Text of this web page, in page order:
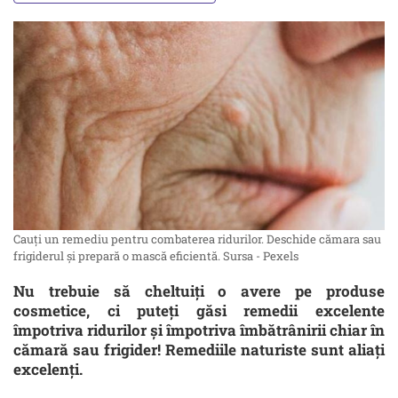
Cauți un remediu pentru combaterea ridurilor. Deschide cămara sau
frigiderul și prepară o mască eficientă. Sursa - Pexels
Nu trebuie să cheltuiți o avere pe produse
cosmetice, ci puteți găsi remedii excelente
împotriva ridurilor și împotriva îmbătrânirii chiar în
cămară sau frigider! Remediile naturiste sunt aliați
excelenți.